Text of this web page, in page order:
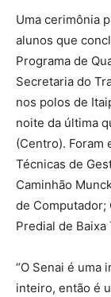
Uma cerimônia
alunos que
Programa de
Secretaria do
nos polos de
noite da última
(Centro). Foram
Técnicas de
Caminhão
de
Predial de Baixa
“O Senai é uma
inteiro, então é